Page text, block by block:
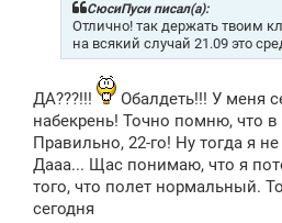
СюсиПуси писал(а):
Отлично! так держать твоим
на всякий случай 21.09 это
ДА???!!!
Обалдеть!!! У меня
набекрень! Точно помню, что в
Правильно, 22-го! Ну тогда я
Дааа... Щас понимаю, что я
того, что полет нормальный.
сегодня